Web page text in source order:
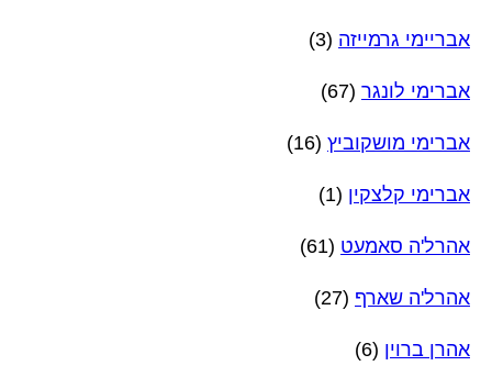
אבריימי גרמייזה (3)
אברימי לונגר (67)
אברימי מושקוביץ (16)
אברימי קלצקין (1)
אהרל'ה סאמעט (61)
אהרל'ה שארף (27)
אהרן ברוין (6)